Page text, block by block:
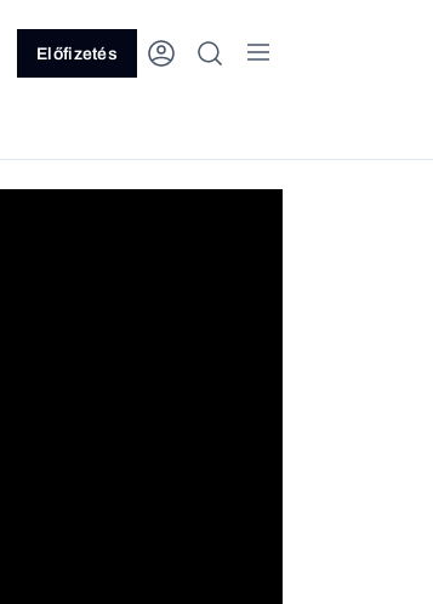
Előfizetés